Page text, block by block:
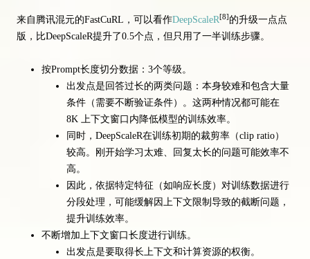
来自腾讯混元的FastCuRL，可以看作DeepScaleR[8] 的升级一点点
版，比DeepScaleR提升了0.5个点，但只用了一半训练步骤。
按Prompt长度切分数据：3个等级。
出发点是回答过长的两类问题：本身较难和包含大量
条件（需要不断验证条件）。这两种情况都可能在
8K 上下文窗口内降低模型的训练效率。
同时，DeepScaleR在训练初期的裁剪率（clip ratio）
较高。刚开始学习太难、回复太长的问题可能效率不
高。
因此，依据特定特征（如响应长度）对训练数据进行
分段处理，可能缓解因上下文限制导致的截断问题，
提升训练效率。
不断增加上下文窗口长度进行训练。
出发点是要取得长上下文和计算资源的权衡。